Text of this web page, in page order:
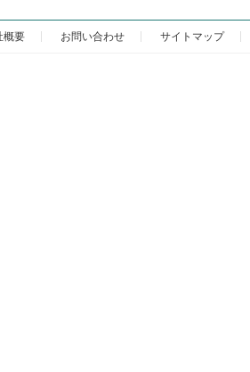
概要 お問い合わせ サイトマップ